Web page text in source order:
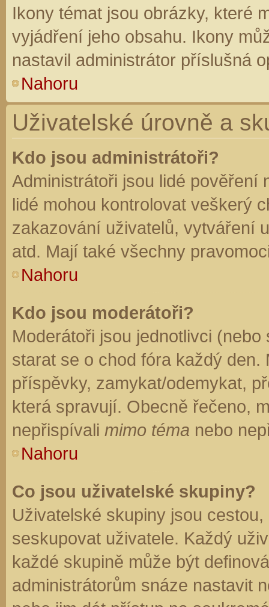
Ikony témat jsou obrázky, které
vyjádření jeho obsahu. Ikony
nastavil administrátor příslušná
Nahoru
Uživatelské úrovně a
Kdo jsou administrátoři?
Administrátoři jsou lidé pověření
lidé mohou kontrolovat veškerý
zakazování uživatelů, vytváření
atd. Mají také všechny
Nahoru
Kdo jsou moderátoři?
Moderátoři jsou jednotlivci
starat se o chod fóra každý
příspěvky, zamykat/odemykat,
která spravují. Obecně řečeno,
nepřispívali mimo téma nebo
Nahoru
Co jsou uživatelské skupiny?
Uživatelské skupiny jsou
seskupovat uživatele. Každý
každé skupině může být
administrátorům snáze nastavit